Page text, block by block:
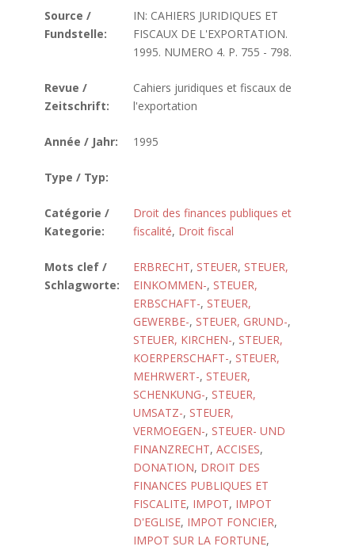
Source /
Fundstelle:
IN: CAHIERS JURIDIQUES ET
FISCAUX DE L'EXPORTATION.
1995. NUMERO 4. P. 755 - 798.
Revue /
Zeitschrift:
Cahiers juridiques et fiscaux de
l'exportation
Année / Jahr: 1995
Type / Typ:
Catégorie /
Kategorie:
Droit des finances publiques et
fiscalité, Droit fiscal
Mots clef /
Schlagworte:
ERBRECHT, STEUER, STEUER,
EINKOMMEN-, STEUER,
ERBSCHAFT-, STEUER,
GEWERBE-, STEUER, GRUND-,
STEUER, KIRCHEN-, STEUER,
KOERPERSCHAFT-, STEUER,
MEHRWERT-, STEUER,
SCHENKUNG-, STEUER,
UMSATZ-, STEUER,
VERMOEGEN-, STEUER- UND
FINANZRECHT, ACCISES,
DONATION, DROIT DES
FINANCES PUBLIQUES ET
FISCALITE, IMPOT, IMPOT
D'EGLISE, IMPOT FONCIER,
IMPOT SUR LA FORTUNE,